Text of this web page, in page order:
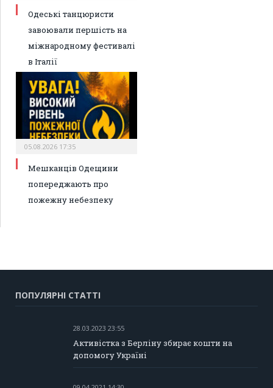
Одеські танцюристи
завоювали першість на
міжнародному фестивалі
в Італії
05.08.2026 17:35
Мешканців Одещини
попереджають про
пожежну небезпеку
ПОПУЛЯРНІ СТАТТІ
28.03.2023 23:55
Активістка з Берліну збирає кошти на
допомогу Україні